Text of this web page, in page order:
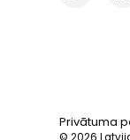
Privātuma
© 2026